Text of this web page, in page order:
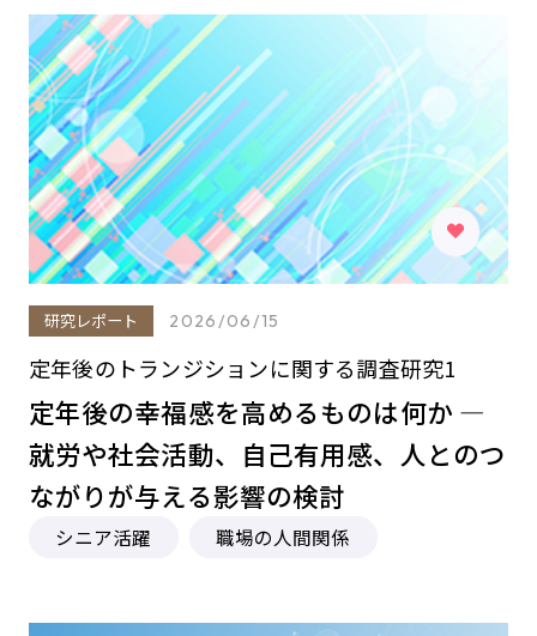
研究レポート 2026/06/15
定年後のトランジションに関する調査研究1
定年後の幸福感を高めるものは何か ―
就労や社会活動、自己有用感、人とのつ
ながりが与える影響の検討
シニア活躍 職場の人間関係